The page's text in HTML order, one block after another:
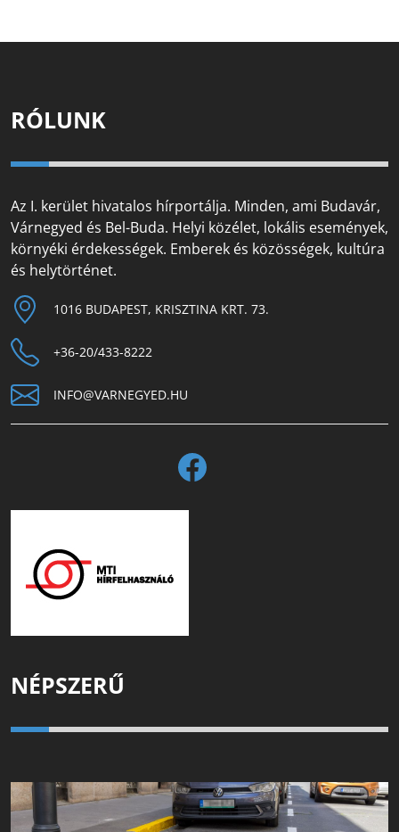
RÓLUNK
Az I. kerület hivatalos hírportálja. Minden, ami Budavár,
Várnegyed és Bel-Buda. Helyi közélet, lokális események,
környéki érdekességek. Emberek és közösségek, kultúra
és helytörténet.
1016 BUDAPEST, KRISZTINA KRT. 73.
+36-20/433-8222
INFO@VARNEGYED.HU
NÉPSZERŰ